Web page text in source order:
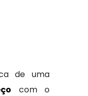
de uma
com o